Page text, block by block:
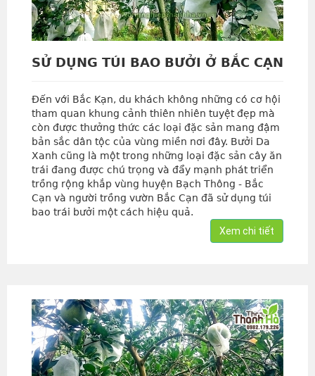
SỬ DỤNG TÚI BAO BƯỞI Ở BẮC CẠN
Đến với Bắc Kạn, du khách không những có cơ hội
tham quan khung cảnh thiên nhiên tuyệt đẹp mà
còn được thưởng thức các loại đặc sản mang đậm
bản sắc dân tộc của vùng miền nơi đây. Bưởi Da
Xanh cũng là một trong những loại đặc sản cây ăn
trái đang được chú trọng và đẩy mạnh phát triển
trồng rộng khắp vùng huyện Bạch Thông - Bắc
Cạn và người trồng vườn Bắc Cạn đã sử dụng túi
bao trái bưởi một cách hiệu quả.
Xem chi tiết